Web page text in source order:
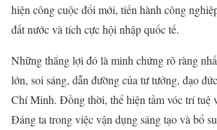
hiện công cuộc đổi mới, tiến hành công
đất nước và tích cực hội nhập quốc tế.
Những thắng lợi đó là minh chứng rõ ràng
lớn, soi sáng, dẫn đường của tư tưởng, đạo
Chí Minh. Đồng thời, thể hiện tầm vóc trí tuệ
Đảng ta trong việc vận dụng sáng tạo và bổ